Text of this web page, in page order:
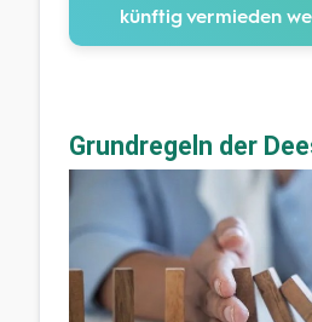
künftig vermieden
Grundregeln der